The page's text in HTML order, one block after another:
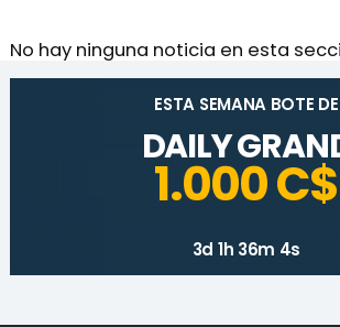
No hay ninguna noticia en esta
ESTA SEMANA BOTE DE
DAILY
1.000 C$
3d 1h 36m 4s